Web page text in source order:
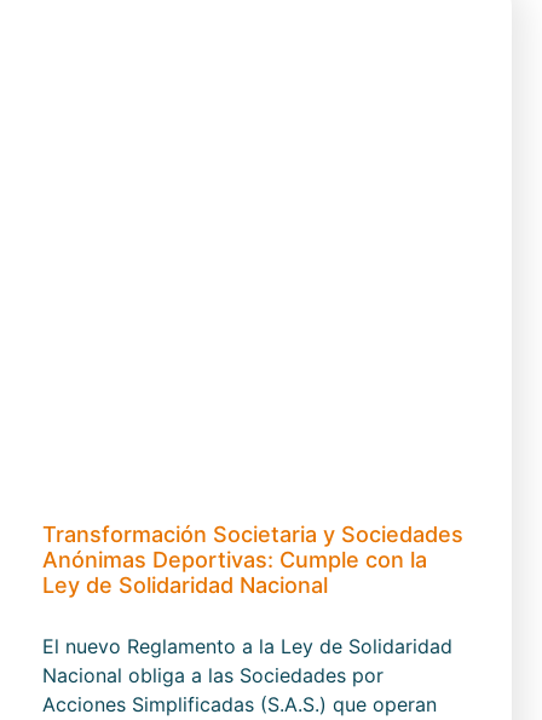
Transformación Societaria y Sociedades
Anónimas Deportivas: Cumple con la
Ley de Solidaridad Nacional
El nuevo Reglamento a la Ley de Solidaridad
Nacional obliga a las Sociedades por
Acciones Simplificadas (S.A.S.) que operan